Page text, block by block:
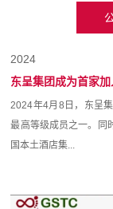
2024
东呈集团成为首家加
2024年4月8日，东呈
最高等级成员之一。同
国本土酒店集...